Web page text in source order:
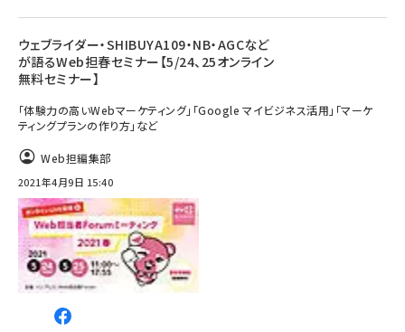
ウェブライダー・SHIBUYA109・NB・AGCなど
が語るWeb担春セミナー【5/24、25オンライン
無料セミナー】
「体験力の高いWebマーケティング」「Google マイビジネス活用」「マーケ
ティングプランの作り方」など
Web担編集部
2021年4月9日 15:40